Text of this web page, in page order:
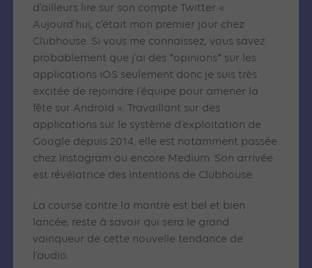
d’ailleurs lire sur son compte Twitter «
Aujourd’hui, c’était mon premier jour chez
Clubhouse. Si vous me connaissez, vous savez
probablement que j’ai des *opinions* sur les
applications iOS seulement donc je suis très
excitée de rejoindre l’équipe pour amener la
fête sur Android ». Travaillant sur des
applications sur le système d’exploitation de
Google depuis 2014, elle est notamment passée
chez Instagram ou encore Medium. Son arrivée
est révélatrice des intentions de Clubhouse.
La course contre la montre est bel et bien
lancée, reste à savoir qui sera le grand
vainqueur de cette nouvelle tendance de
l’audio.